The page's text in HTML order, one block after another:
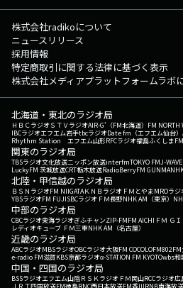
株式会社radikoについて
ニュースリリース
採用情報
特定商取引に関する法律に基づく表示
株式会社メディアプラットフォームラボ
北海道・東北のラジオ局
ＨＢＣラジオＳＴＶラジオAIR-G'（FM北海道） FM NORTH
IBCラジオエフエム岩手tbcラジオDate fm（エフエム仙台）
Rhythm Station エフエム山形RFCラジオ福島ふくしまFM
関東のラジオ局
TBSラジオ文化放送ニッポン放送interfmTOKYO FMJ-WAVE
LuckyFM 茨城放送CRT栃木放送RadioBerryFM GUNMA
北陸・甲信越のラジオ局
ＢＳＮラジオFM NIIGATAＫＮＢラジオ ＦＭとやまMROラジ
YBSラジオFM FUJISBCラジオ ＦＭ長野NHK AM（東京）
中部のラジオ局
CBCラジオ東海ラジオぎふチャンZIP-FMFM AICHI ＦＭ ＧＩ
レディオキューブ ＦＭ三重NHK AM（名古屋）
近畿のラジオ局
ABCラジオMBSラジオOBCラジオ大阪FM COCOLOFM802
e-radio FM滋賀KBS京都ラジオα-STATION FM KYOTOwbs和
中国・四国のラジオ局
BSSラジオエフエム山陰ＲＳＫラジオ ＦＭ岡山RCCラジオ広
ＪＲＴ四国放送FM徳島RNC西日本放送FM香川RNB南海放送